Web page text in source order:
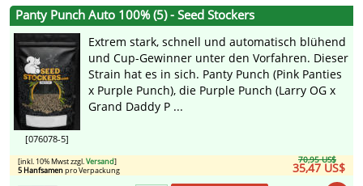
Panty Punch Auto 100% (5) - Seed Stockers
[076078-5]
Extrem stark, schnell und automatisch blühend
und Cup-Gewinner unter den Vorfahren. Dieser
Strain hat es in sich. Panty Punch (Pink Panties
x Purple Punch), die Purple Punch (Larry OG x
Grand Daddy P ...
70,95 US$
35,47 US$
[inkl. 10% Mwst zzgl.Versand]
5 Hanfsamenpro Verpackung